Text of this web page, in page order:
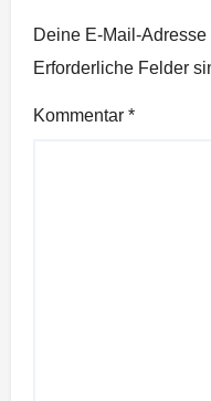
Deine E-Mail-
Erforderliche Felder
Kommentar *